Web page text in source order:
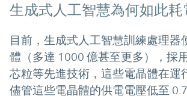
生成式人工智慧為何如此耗
目前，生成式人工智慧訓練處理器
體（多達 1000 億甚至更多），採
芯粒等先進技術，這些電晶體在運
儘管這些電晶體的供電電壓低至